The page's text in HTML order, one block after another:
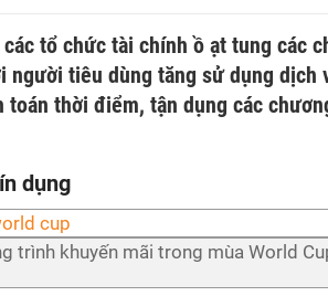
các tổ chức tài chính ồ ạt tung các
người tiêu dùng tăng sử dụng dịch
thời điểm, tận dụng các
dụng
trình khuyến mãi trong mùa World